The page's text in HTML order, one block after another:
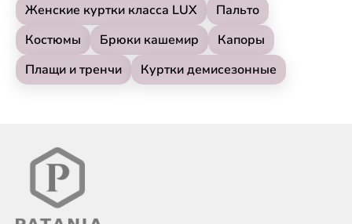
Женские куртки класса LUX
Пальто
Костюмы
Брюки кашемир
Капоры
Плащи и тренчи
Куртки демисезонные